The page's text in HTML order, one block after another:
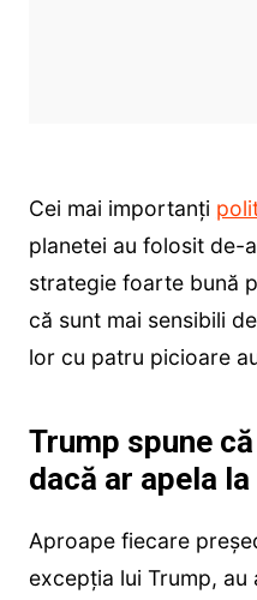
Cei mai importanți
planetei au folosit de-
strategie foarte bună
că sunt mai sensibili
lor cu patru picioare
Trump spune
dacă ar apela
Aproape fiecare
excepția lui Trump, au